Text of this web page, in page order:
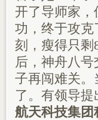
开了导师家
功，终于攻
刻，瘦得只
后，神舟八
子再闯难关
了。有领导
航天科技集